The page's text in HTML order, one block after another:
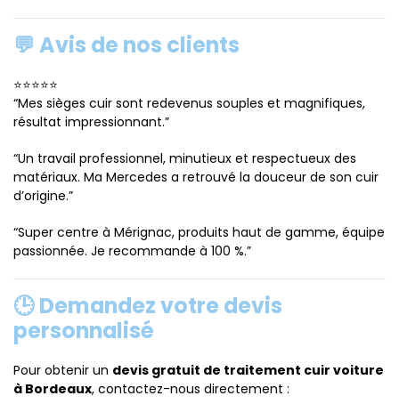
💬 Avis de nos clients
⭐⭐⭐⭐⭐
“Mes sièges cuir sont redevenus souples et magnifiques,
résultat impressionnant.”
“Un travail professionnel, minutieux et respectueux des
matériaux. Ma Mercedes a retrouvé la douceur de son cuir
d’origine.”
“Super centre à Mérignac, produits haut de gamme, équipe
passionnée. Je recommande à 100 %.”
🕒 Demandez votre devis
personnalisé
Pour obtenir un devis gratuit de traitement cuir voiture
à Bordeaux, contactez-nous directement :